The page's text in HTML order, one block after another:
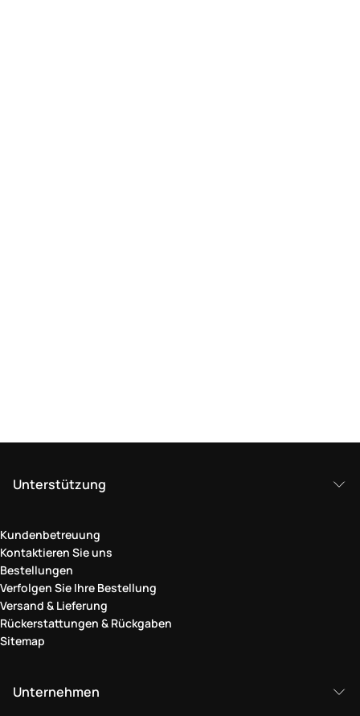
Unterstützung
Kundenbetreuung
Kontaktieren Sie uns
Bestellungen
Verfolgen Sie Ihre Bestellung
Versand & Lieferung
Rückerstattungen & Rückgaben
Sitemap
Unternehmen